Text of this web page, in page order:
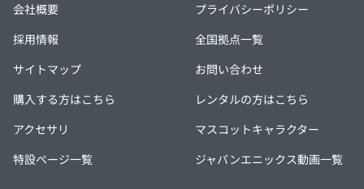
会社概要
プライバシーポリシー
採用情報
全国拠点一覧
サイトマップ
お問い合わせ
購入する方はこちら
レンタルの方はこちら
アクセサリ
マスコットキャラクター
特設ページ一覧
ジャパンエニックス動画一覧